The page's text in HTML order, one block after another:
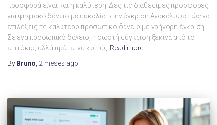
προσφορά είναι και η καλύτερη. Δες τις διαθέσιμες προσφορές
για ψηφιακό δάνειο με ευκολία στην έγκριση.Ανακάλυψε πώς να
επιλέξεις το καλύτερο προσωπικό δάνειο με γρήγορη έγκριση.
Σε ένα προσωπικό δάνειο, η σωστή σύγκριση ξεκινά από το
επιτόκιο, αλλά πρέπει να κοιτάς Read more…
By Bruno 2 meses ago